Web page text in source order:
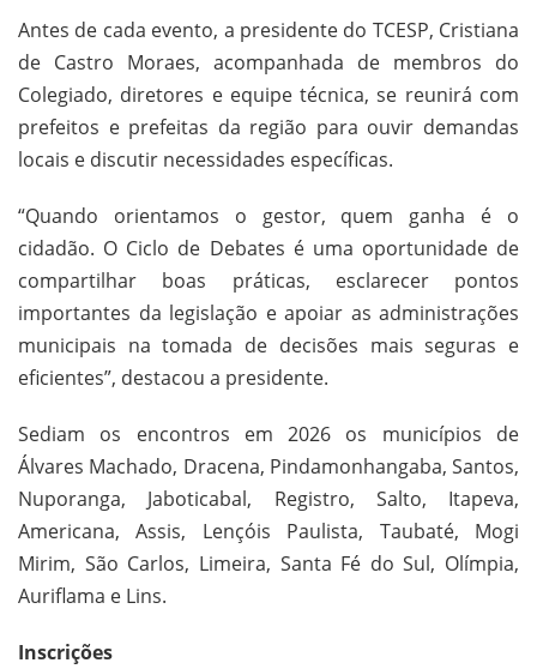
Antes de cada evento, a presidente do TCESP, Cristiana
de Castro Moraes, acompanhada de membros do
Colegiado, diretores e equipe técnica, se reunirá com
prefeitos e prefeitas da região para ouvir demandas
locais e discutir necessidades específicas.
“Quando orientamos o gestor, quem ganha é o
cidadão. O Ciclo de Debates é uma oportunidade de
compartilhar boas práticas, esclarecer pontos
importantes da legislação e apoiar as administrações
municipais na tomada de decisões mais seguras e
eficientes”, destacou a presidente.
Sediam os encontros em 2026 os municípios de
Álvares Machado, Dracena, Pindamonhangaba, Santos,
Nuporanga, Jaboticabal, Registro, Salto, Itapeva,
Americana, Assis, Lençóis Paulista, Taubaté, Mogi
Mirim, São Carlos, Limeira, Santa Fé do Sul, Olímpia,
Auriflama e Lins.
Inscrições